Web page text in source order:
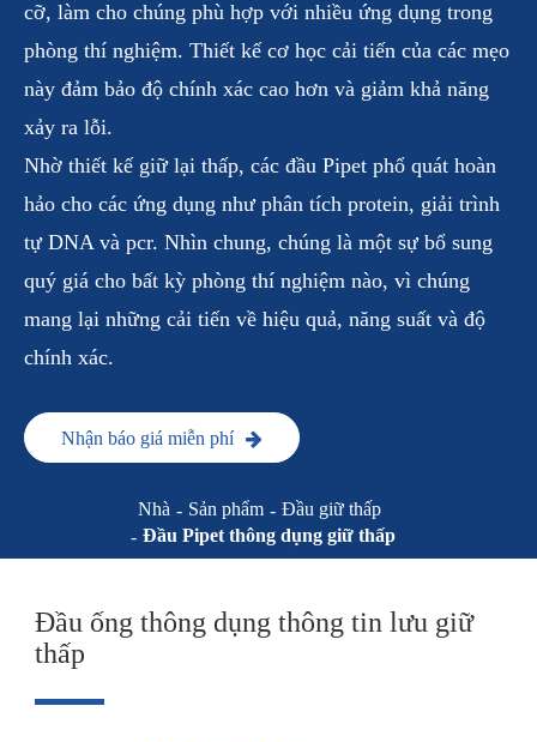
cỡ, làm cho chúng phù hợp với nhiều ứng dụng trong
phòng thí nghiệm. Thiết kế cơ học cải tiến của các mẹo
này đảm bảo độ chính xác cao hơn và giảm khả năng
xảy ra lỗi.
Nhờ thiết kế giữ lại thấp, các đầu Pipet phổ quát hoàn
hảo cho các ứng dụng như phân tích protein, giải trình
tự DNA và pcr. Nhìn chung, chúng là một sự bổ sung
quý giá cho bất kỳ phòng thí nghiệm nào, vì chúng
mang lại những cải tiến về hiệu quả, năng suất và độ
chính xác.
Nhận báo giá miễn phí
Nhà Sản phẩm
Đầu giữ thấp
Đầu Pipet thông dụng giữ thấp
Đầu ống thông dụng thông tin lưu giữ
thấp